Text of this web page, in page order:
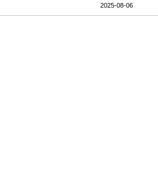
2025-08-06